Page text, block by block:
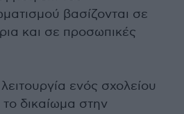
βασίζονται σε
και σε προσωπικές
ενός σχολείου
δικαίωμα στην